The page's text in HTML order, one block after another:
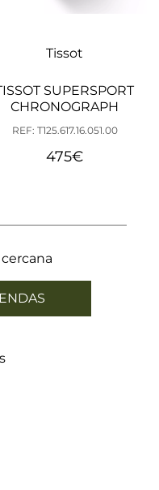
Tissot
SUPERSPORT
CHRONOGRAPH
REF: T125.617.16.051.00
475€